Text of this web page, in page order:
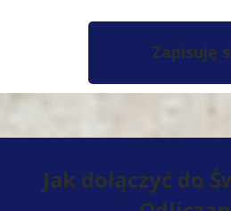
Zapisuję
Jak dołączyć do